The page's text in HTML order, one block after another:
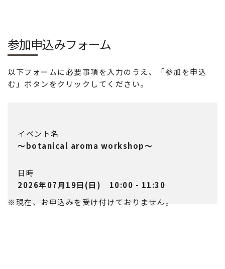
参加申込みフォーム
以下フォームに必要事項を入力のうえ、「参加を申込
む」ボタンをクリックしてください。
イベント名
～botanical aroma workshop～
日時
2026年07月19日(日) 10:00 - 11:30
※現在、お申込みを受け付けておりません。